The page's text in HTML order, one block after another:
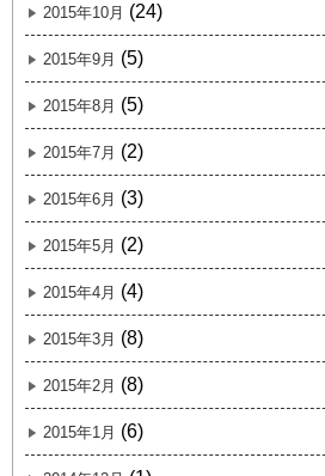
2015年10月 (24)
2015年9月 (5)
2015年8月 (5)
2015年7月 (2)
2015年6月 (3)
2015年5月 (2)
2015年4月 (4)
2015年3月 (8)
2015年2月 (8)
2015年1月 (6)